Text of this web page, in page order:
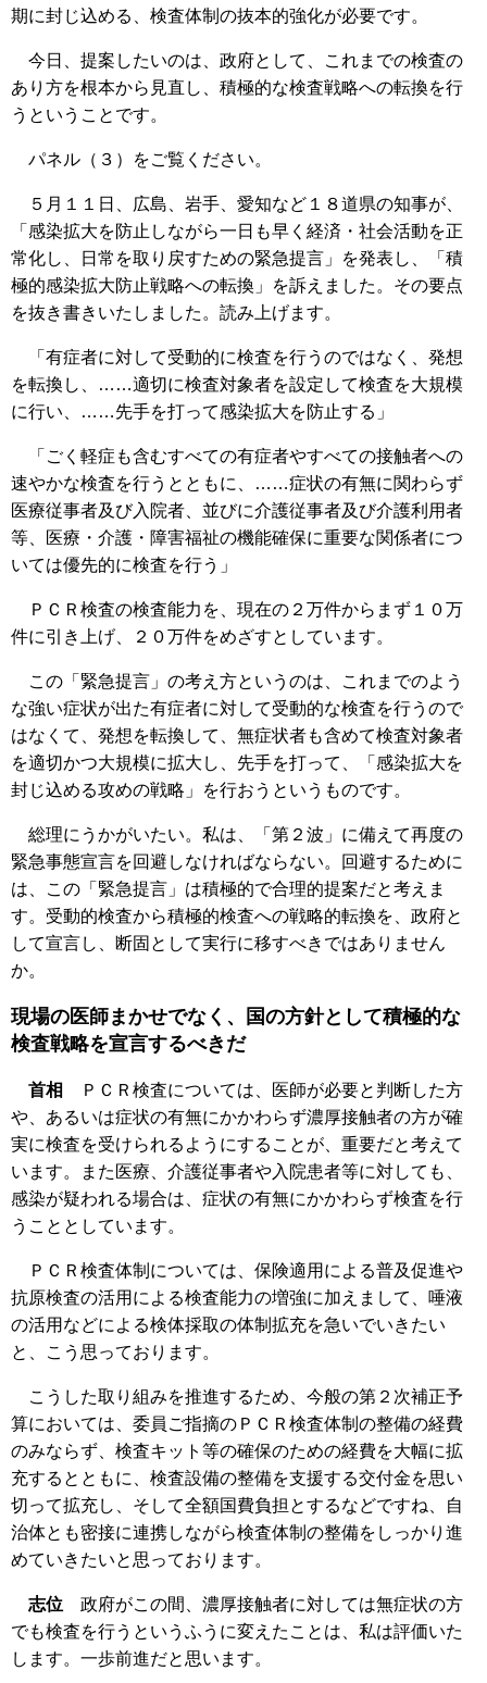
期に封じ込める、検査体制の抜本的強化が必要です。
今日、提案したいのは、政府として、これまでの検査の
あり方を根本から見直し、積極的な検査戦略への転換を行
うということです。
パネル（３）をご覧ください。
５月１１日、広島、岩手、愛知など１８道県の知事が、
「感染拡大を防止しながら一日も早く経済・社会活動を正
常化し、日常を取り戻すための緊急提言」を発表し、「積
極的感染拡大防止戦略への転換」を訴えました。その要点
を抜き書きいたしました。読み上げます。
「有症者に対して受動的に検査を行うのではなく、発想
を転換し、……適切に検査対象者を設定して検査を大規模
に行い、……先手を打って感染拡大を防止する」
「ごく軽症も含むすべての有症者やすべての接触者への
速やかな検査を行うとともに、……症状の有無に関わらず
医療従事者及び入院者、並びに介護従事者及び介護利用者
等、医療・介護・障害福祉の機能確保に重要な関係者につ
いては優先的に検査を行う」
ＰＣＲ検査の検査能力を、現在の２万件からまず１０万
件に引き上げ、２０万件をめざすとしています。
この「緊急提言」の考え方というのは、これまでのよう
な強い症状が出た有症者に対して受動的な検査を行うので
はなくて、発想を転換して、無症状者も含めて検査対象者
を適切かつ大規模に拡大し、先手を打って、「感染拡大を
封じ込める攻めの戦略」を行おうというものです。
総理にうかがいたい。私は、「第２波」に備えて再度の
緊急事態宣言を回避しなければならない。回避するために
は、この「緊急提言」は積極的で合理的提案だと考えま
す。受動的検査から積極的検査への戦略的転換を、政府と
して宣言し、断固として実行に移すべきではありません
か。
現場の医師まかせでなく、国の方針として積極的な
検査戦略を宣言するべきだ
首相
ＰＣＲ検査については、医師が必要と判断した方
や、あるいは症状の有無にかかわらず濃厚接触者の方が確
実に検査を受けられるようにすることが、重要だと考えて
います。また医療、介護従事者や入院患者等に対しても、
感染が疑われる場合は、症状の有無にかかわらず検査を行
うこととしています。
ＰＣＲ検査体制については、保険適用による普及促進や
抗原検査の活用による検査能力の増強に加えまして、唾液
の活用などによる検体採取の体制拡充を急いでいきたい
と、こう思っております。
こうした取り組みを推進するため、今般の第２次補正予
算においては、委員ご指摘のＰＣＲ検査体制の整備の経費
のみならず、検査キット等の確保のための経費を大幅に拡
充するとともに、検査設備の整備を支援する交付金を思い
切って拡充し、そして全額国費負担とするなどですね、自
治体とも密接に連携しながら検査体制の整備をしっかり進
めていきたいと思っております。
志位 政府がこの間、濃厚接触者に対しては無症状の方
でも検査を行うというふうに変えたことは、私は評価いた
します。一歩前進だと思います。